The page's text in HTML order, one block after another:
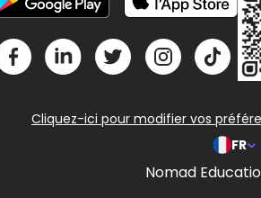
Cliquez-ici pour modifier vos
FR
Nomad